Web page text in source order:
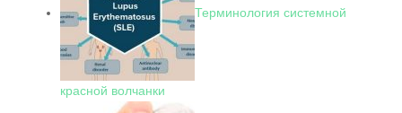
Терминология системной
красной волчанки